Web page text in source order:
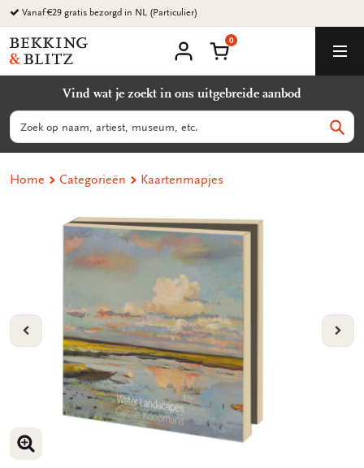
Ga
naar
content
Bekking
&
B.V.
account
Winkelmand
0
Vind wat je zoekt in ons uitgebreide aanbod
Zoeken
Home Categorieën Kaartenmapjes
VORIGE
VERGROOT AFBEELDING
VERGROOT AFBEELDING